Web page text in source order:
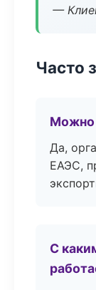
—
Часто
Можно
Да,
ЕАЭС,
С